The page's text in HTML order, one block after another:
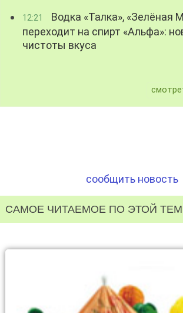
12:21
Водка «Талка», «Зелёная
переходит на спирт «Альфа»:
чистоты вкуса
сообщить новость
САМОЕ ЧИТАЕМОЕ ПО ЭТОЙ